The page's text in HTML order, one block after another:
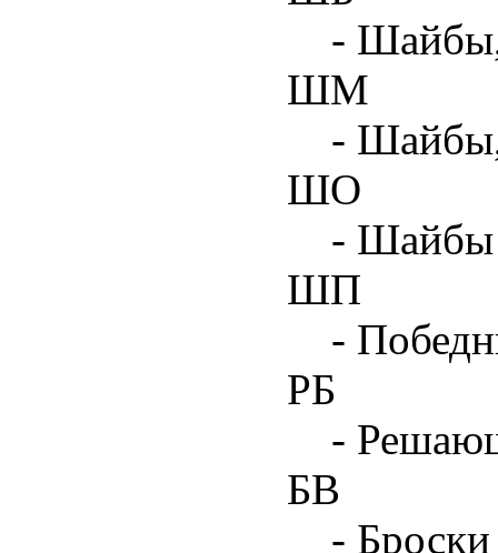
- Шайбы,
ШМ
- Шайбы,
ШО
- Шайбы
ШП
-
РБ
-
БВ
-